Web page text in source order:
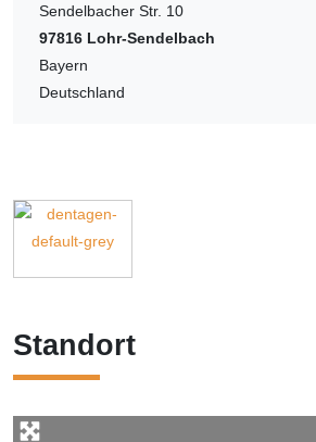
Sendelbacher Str. 10
97816 Lohr-Sendelbach
Bayern
Deutschland
Standort